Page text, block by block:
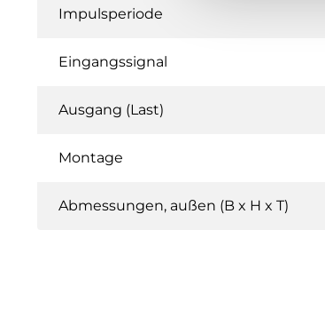
Impulsperiode
Eingangssignal
Ausgang (Last)
Montage
Abmessungen, außen (B x H x T)